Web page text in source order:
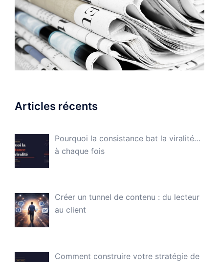
Articles récents
Pourquoi la consistance bat la viralité…
à chaque fois
Créer un tunnel de contenu : du lecteur
au client
Comment construire votre stratégie de